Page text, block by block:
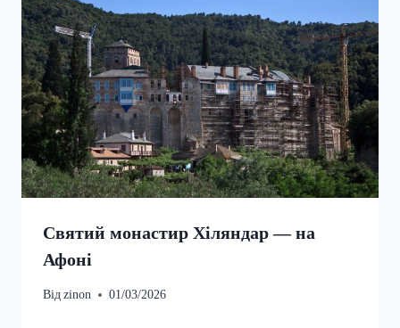
Святий монастир Хіляндар — на
Афоні
Відzinon 01/03/2026